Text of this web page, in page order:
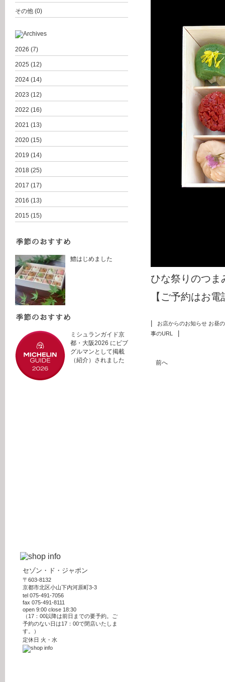
その他 (0)
2026 (7)
2025 (12)
2024 (14)
2023 (12)
2022 (16)
2021 (13)
2020 (15)
2019 (14)
2018 (25)
2017 (17)
2016 (13)
2015 (15)
鱧はじめました
ミシュランガイド京
都・大阪2026 にビブ
グルマンとして掲載
（紹介）されました
セゾン・ド・ジャポン
〒603-8132
京都市北区小山下内河原町3-3
tel 075-491-7056
fax 075-491-8111
open 9:00 close 18:30
（17：00以降は前日までの要予約。ご
予約のない日は17：00で閉店いたしま
す。）
定休日 火・水
ひな祭りのつま
【ご予約はお
お店からのお知らせ お昼
事のURL
前へ